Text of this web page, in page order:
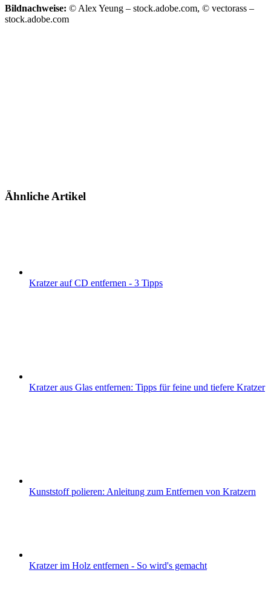
Bildnachweise: © Alex Yeung – stock.adobe.com, © vectorass –
stock.adobe.com
Ähnliche Artikel
Kratzer auf CD entfernen - 3 Tipps
Kratzer aus Glas entfernen: Tipps für feine und tiefere Kratzer
Kunststoff polieren: Anleitung zum Entfernen von Kratzern
Kratzer im Holz entfernen - So wird's gemacht